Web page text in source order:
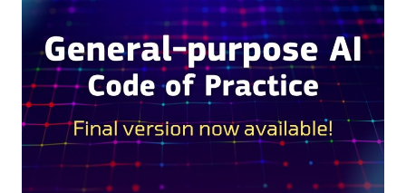
STRATEGIE
PER
LA
PROTEZIONE
DELLE
INFRASTRUTTURE
CRITICHE